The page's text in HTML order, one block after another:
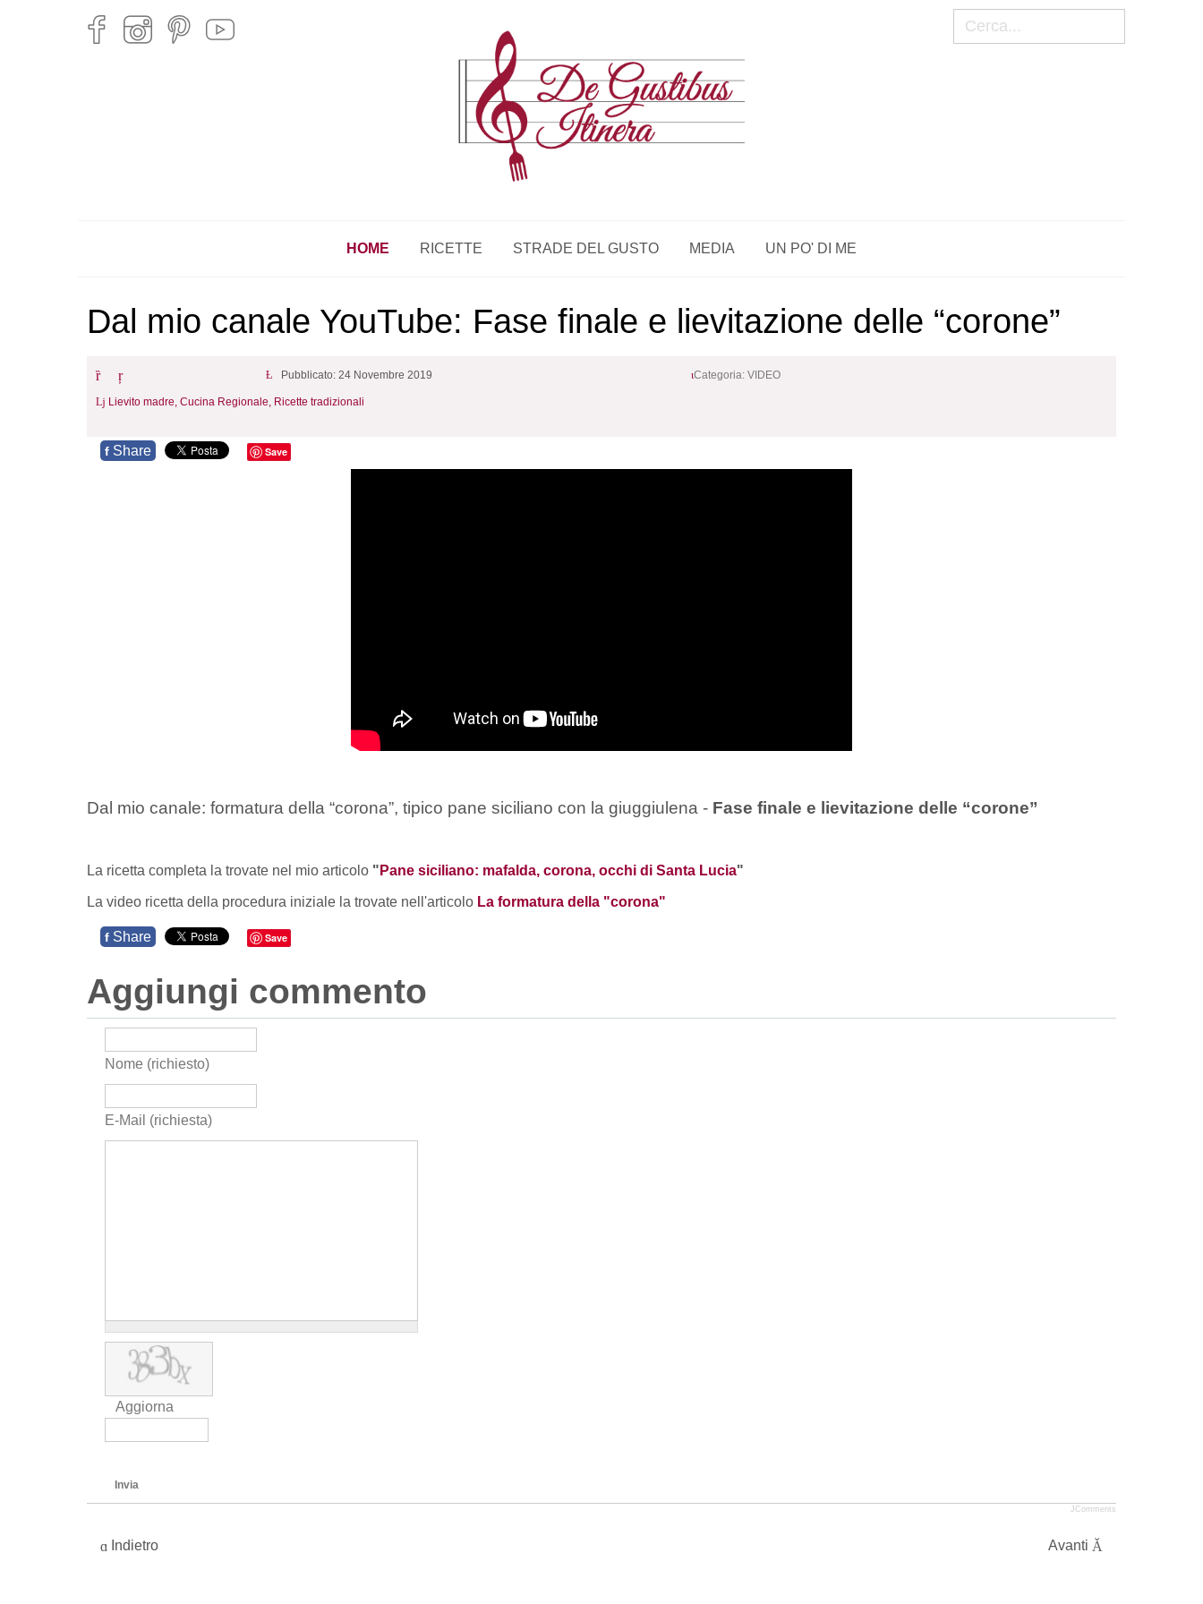
HOME RICETTE STRADE DEL GUSTO MEDIA UN PO' DI ME
Dal mio canale YouTube: Fase finale e lievitazione delle “corone”
Pubblicato: 24 Novembre 2019 Categoria: VIDEO
Lievito madre, Cucina Regionale, Ricette tradizionali
f Share Save
Dal mio canale: formatura della “corona”, tipico pane siciliano con la giuggiulena - Fase finale e lievitazione delle “corone”
La ricetta completa la trovate nel mio articolo " Pane siciliano: mafalda, corona, occhi di Santa Lucia"
La video ricetta della procedura iniziale la trovate nell'articolo La formatura della "corona"
f Share Save
Aggiungi commento
Nome (richiesto)
E-Mail (richiesta)
Aggiorna
Invia
JComments
Indietro Avanti